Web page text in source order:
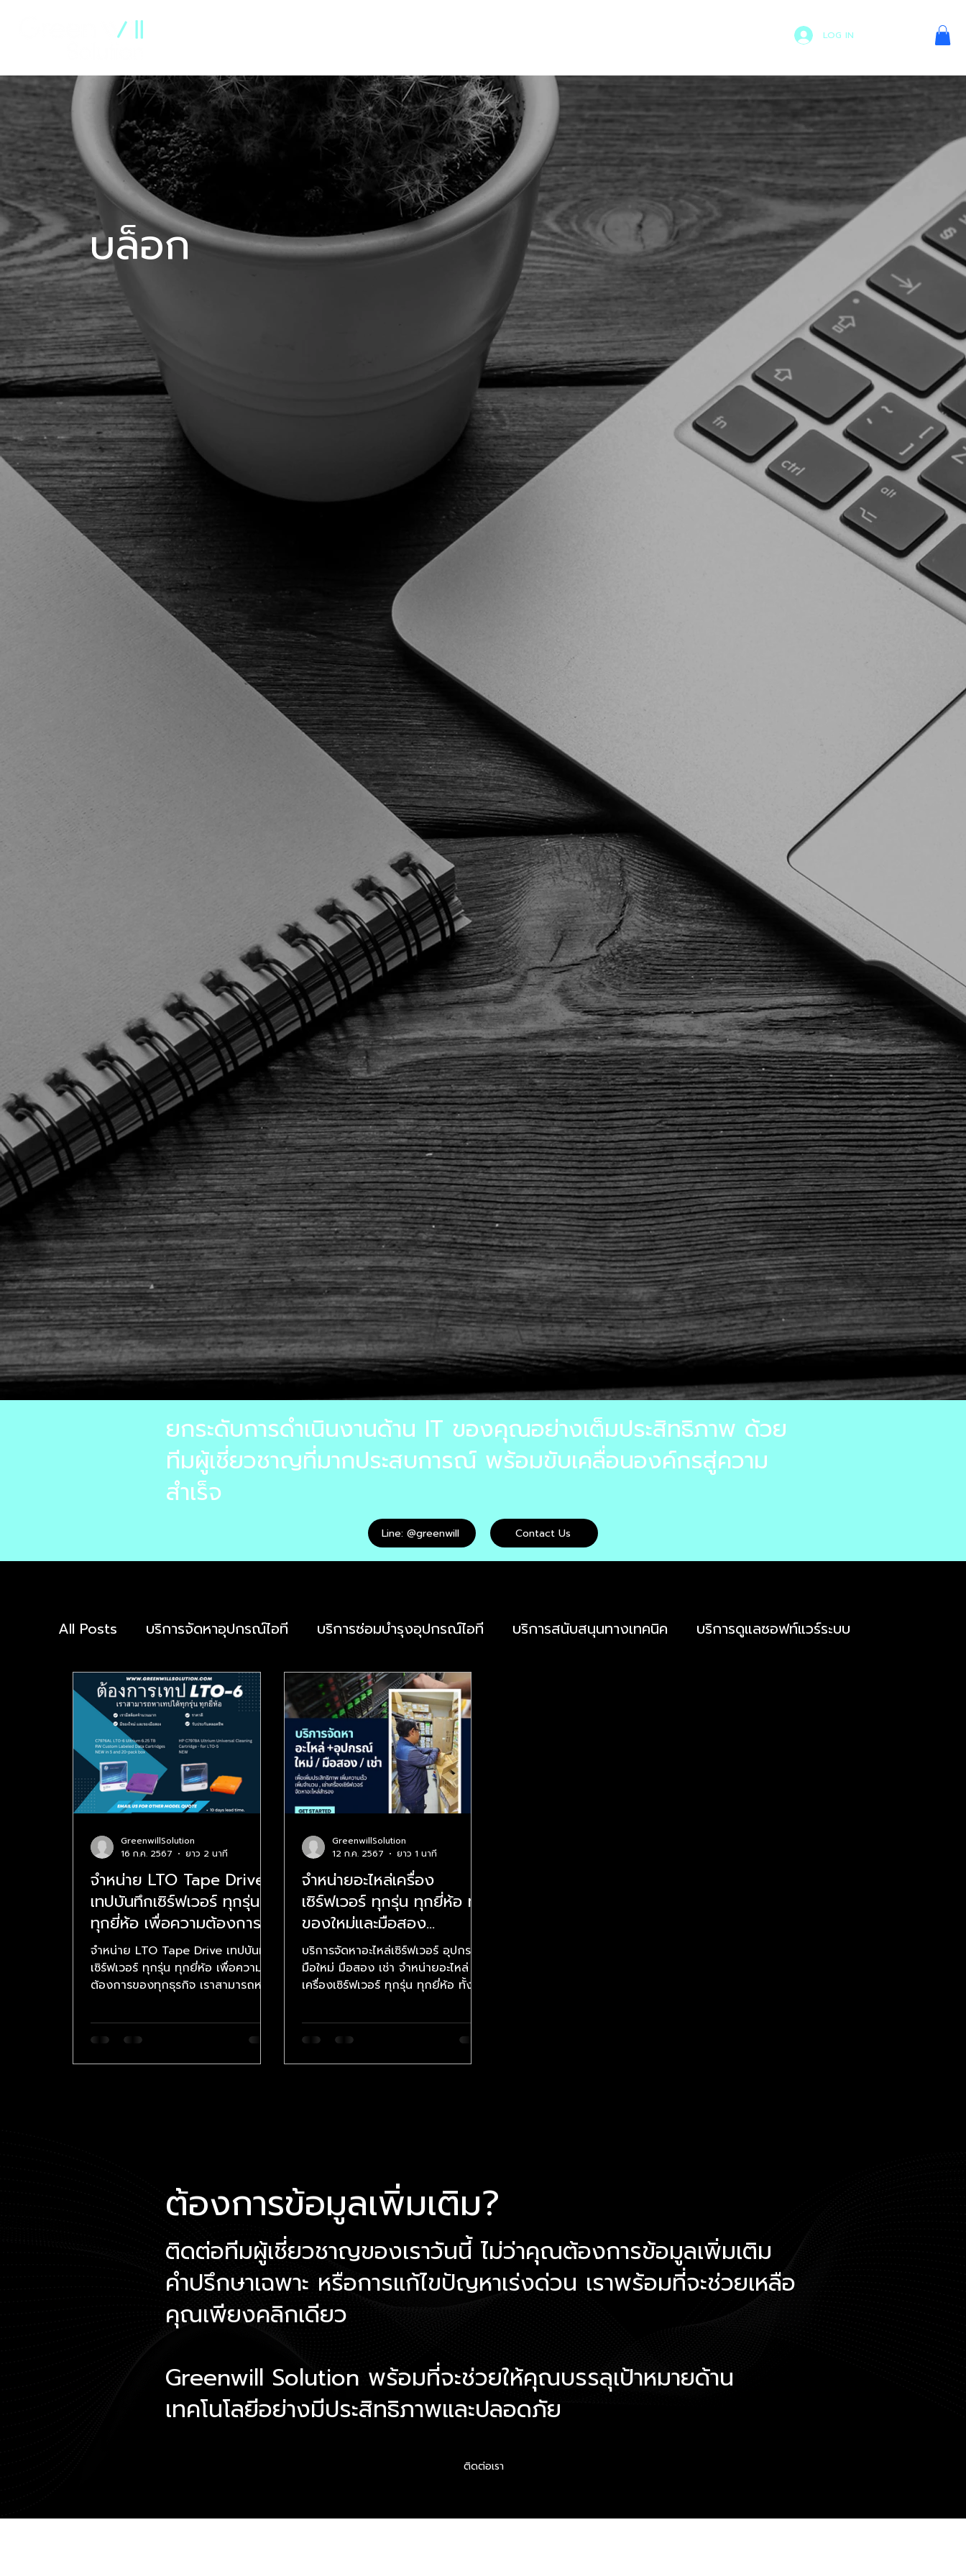
LOG IN
บล็อก
All Posts บริการจัดหาอุปกรณ์ไอที บริการซ่อมบำรุงอุปกรณ์ไอที บริการสนับสนุนทางเทคนิค บริการดูแลซอฟท์แวร์ระบบ
บริการปกป้องการโจมตีทางไซเบอร์ บริการดูแลความปลอดภัยไซเบอร์
บริหารทรัพยากรบุคคล ความปลอดภัยไซเบอร์ เทคโนโลยีสารสนเทศ
โซลูชันสำหรับองค์กร ความปลอดภัยไซเบอร์ E-Commerce
Zero Trust การจัดการสิทธิ์การเข้าถึงระดับสูง ความปลอดภัยไซเบอร์
ความปลอดภัยไซเบอร์ DevOps การจัดการสิทธิ์การเข้าถึงระดับสูง
จำหน่าย LTO Tape Drive
เทปบันทึกเซิร์ฟเวอร์ ทุกรุ่น
ทุกยี่ห้อ เพื่อความต้องการ
ของทุกธุรกิจ
จำหน่าย LTO Tape Drive เทปบันทึก
เซิร์ฟเวอร์ ทุกรุ่น ทุกยี่ห้อ เพื่อความ
ต้องการของทุกธุรกิจ เราสามารถหา
GreenwillSolution
16 ก.ค. 2567
ยาว 2 นาที
จำหน่ายอะไหล่เครื่อง
เซิร์ฟเวอร์ ทุกรุ่น ทุกยี่ห้อ ทั้ง
ของใหม่และมือสอง
(Refurbished)
บริการจัดหาอะไหล่เซิร์ฟเวอร์ อุปกรณ์
มือใหม่ มือสอง เช่า จำหน่ายอะไหล่
เครื่องเซิร์ฟเวอร์ ทุกรุ่น ทุกยี่ห้อ ทั้ง
GreenwillSolution
12 ก.ค. 2567
ยาว 1 นาที
ยกระดับการดำเนินงานด้าน IT ของคุณอย่างเต็มประสิทธิภาพ ด้วย
ทีมผู้เชี่ยวชาญที่มากประสบการณ์ พร้อมขับเคลื่อนองค์กรสู่ความ
สำเร็จ
Line: @greenwill Contact Us
ต้องการข้อมูลเพิ่มเติม?
ติดต่อทีมผู้เชี่ยวชาญของเราวันนี้ ไม่ว่าคุณต้องการข้อมูลเพิ่มเติม
คำปรึกษาเฉพาะ หรือการแก้ไขปัญหาเร่งด่วน เราพร้อมที่จะช่วยเหลือ
คุณเพียงคลิกเดียว
Greenwill Solution พร้อมที่จะช่วยให้คุณบรรลุเป้าหมายด้าน
เทคโนโลยีอย่างมีประสิทธิภาพและปลอดภัย
ติดต่อเรา